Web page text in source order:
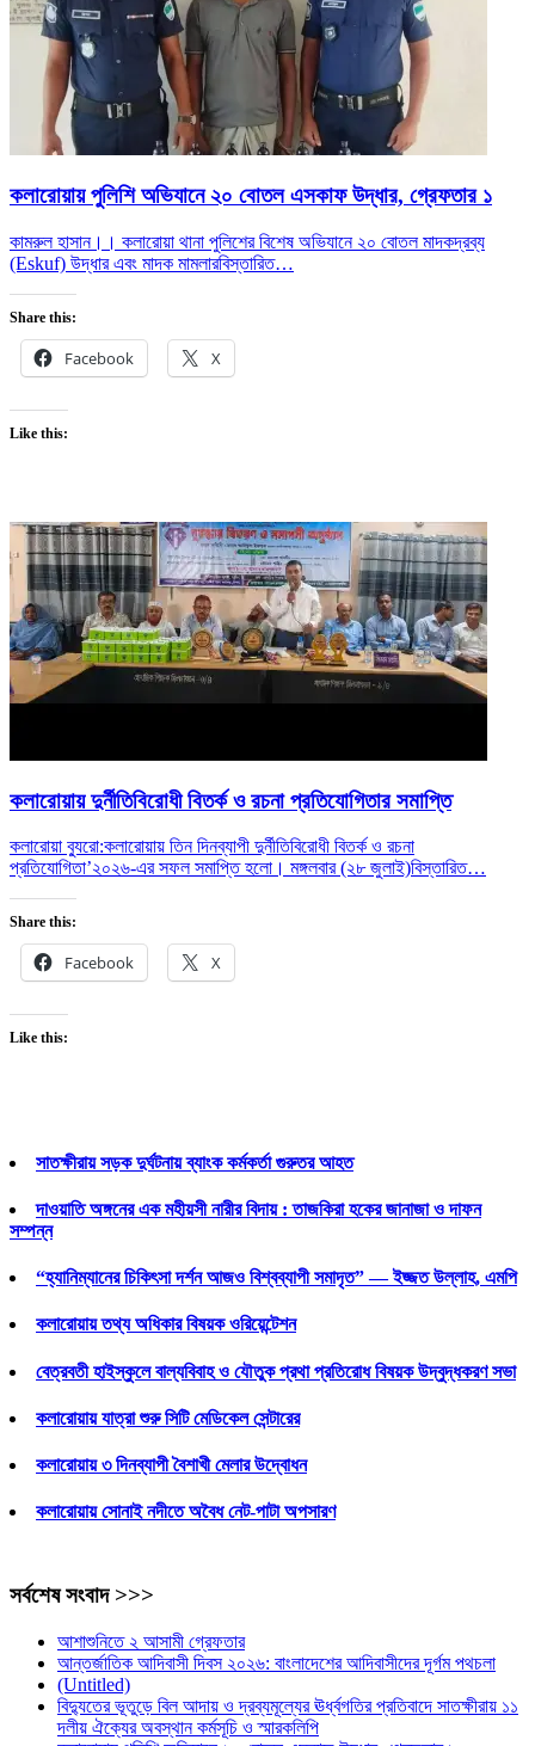
কলারোয়ায় পুলিশি অভিযানে ২০ বোতল এসকাফ উদ্ধার, গ্রেফতার ১
কামরুল হাসান।। কলারোয়া থানা পুলিশের বিশেষ অভিযানে ২০ বোতল মাদকদ্রব্য
(Eskuf) উদ্ধার এবং মাদক মামলারবিস্তারিত…
Share this:
Facebook X
Like this:
কলারোয়ায় দুর্নীতিবিরোধী বিতর্ক ও রচনা প্রতিযোগিতার সমাপ্তি
কলারোয়া ব্যুরো:কলারোয়ায় তিন দিনব্যাপী দুর্নীতিবিরোধী বিতর্ক ও রচনা
প্রতিযোগিতা’২০২৬-এর সফল সমাপ্তি হলো। মঙ্গলবার (২৮ জুলাই)বিস্তারিত…
Share this:
Facebook X
Like this:
সাতক্ষীরায় সড়ক দুর্ঘটনায় ব্যাংক কর্মকর্তা গুরুতর আহত
দাওয়াতি অঙ্গনের এক মহীয়সী নারীর বিদায় : তাজকিরা হকের জানাজা ও দাফন
সম্পন্ন
“হ্যানিম্যানের চিকিৎসা দর্শন আজও বিশ্বব্যাপী সমাদৃত” — ইজ্জত উল্লাহ, এমপি
কলারোয়ায় তথ্য অধিকার বিষয়ক ওরিয়েন্টেশন
বেত্রবতী হাইস্কুলে বাল্যবিবাহ ও যৌতুক প্রথা প্রতিরোধ বিষয়ক উদ্বুদ্ধকরণ সভা
কলারোয়ায় যাত্রা শুরু সিটি মেডিকেল সেন্টারের
কলারোয়ায় ৩ দিনব্যাপী বৈশাখী মেলার উদ্বোধন
কলারোয়ায় সোনাই নদীতে অবৈধ নেট-পাটা অপসারণ
সর্বশেষ সংবাদ >>>
আশাশুনিতে ২ আসামী গ্রেফতার
আন্তর্জাতিক আদিবাসী দিবস ২০২৬: বাংলাদেশের আদিবাসীদের দূর্গম পথচলা
(Untitled)
বিদ্যুতের ভূতুড়ে বিল আদায় ও দ্রব্যমূল্যের ঊর্ধ্বগতির প্রতিবাদে সাতক্ষীরায় ১১
দলীয় ঐক্যের অবস্থান কর্মসূচি ও স্মারকলিপি